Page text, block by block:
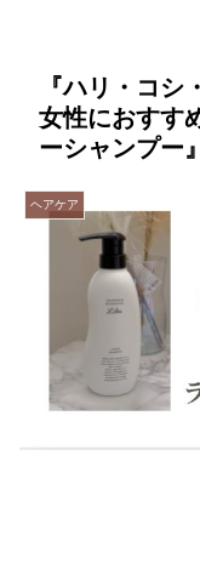
『ハリ・コ
女性におすす
ーシャンプー
ヘアケア